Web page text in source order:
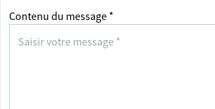
Contenu du message *